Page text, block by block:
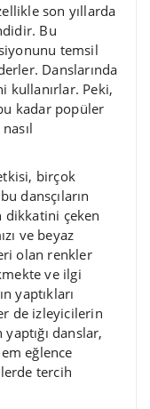
son yıllarda
Bu
temsil
Danslarında
kullanırlar. Peki,
kadar popüler
birçok
dansçıların
dikkatini çeken
ve beyaz
olan renkler
ve ilgi
yaptıkları
de izleyicilerin
danslar,
eğlence
tercih